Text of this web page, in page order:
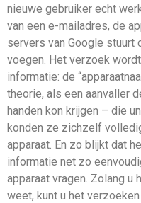
nieuwe gebruiker echt
van een e-mailadres, de
servers van Google stuurt
voegen. Het verzoek
informatie: de
theorie, als een aanvaller
handen kon krijgen – die
konden ze zichzelf
apparaat. En zo blijkt dat
informatie net zo
apparaat vragen. Zolang u
weet, kunt u het